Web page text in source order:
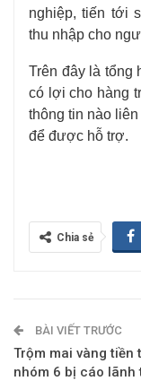
nghiệp, tiến tới
thu nhập cho
Trên đây là tổng
có lợi cho hàng
thông tin nào
để được hỗ trợ.
Chia sẻ
BÀI VIẾT TRƯỚC
Trộm mai vàng tiền
nhóm 6 bị cáo lãnh